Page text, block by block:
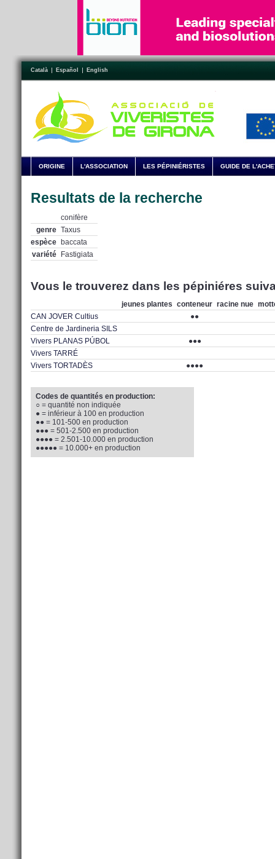
Català Español English
ORIGINE L'ASSOCIATION LES PÉPINIÉRISTES GUIDE DE
Resultats de la recherche
conifère
genre Taxus
espèce baccata
variété
Fastigiata
Vous le trouverez dans les pépiniéres
jeunes plantes conteneur racine nue
CAN JOVER Cultius
●●
Centre de Jardineria SILS
Vivers PLANAS PÚBOL
●●●
Vivers TARRÉ
Vivers TORTADÈS
●●●●
Codes de quantités en production:
○ = quantité non indiquée
● = inférieur à 100 en production
●● = 101-500 en production
●●● = 501-2.500 en production
●●●● = 2.501-10.000 en production
●●●●● = 10.000+ en production